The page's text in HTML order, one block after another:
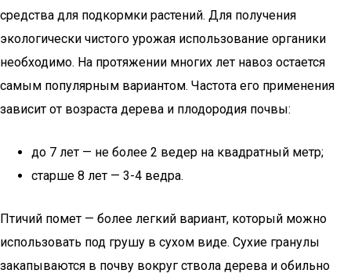
средства для подкормки растений. Для получения
экологически чистого урожая использование органики
необходимо. На протяжении многих лет навоз остается
самым популярным вариантом. Частота его применения
зависит от возраста дерева и плодородия почвы:
до 7 лет — не более 2 ведер на квадратный метр;
старше 8 лет — 3-4 ведра.
Птичий помет — более легкий вариант, который можно
использовать под грушу в сухом виде. Сухие гранулы
закапываются в почву вокруг ствола дерева и обильно